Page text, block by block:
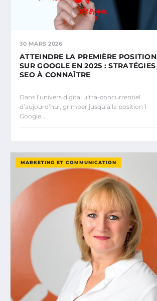
30 MARS 2026
ATTEINDRE LA PREMIÈRE POSITION
SUR GOOGLE EN 2025 : STRATÉGIES
SEO À CONNAÎTRE
Dans l’univers digital ultra-concurrentiel
d’aujourd’hui, grimper jusqu’à la position 1
Google…
MARKETING ET COMMUNICATION